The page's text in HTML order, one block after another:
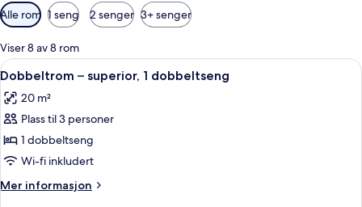
Tilgjengelige
filtre
for
rom
Alle rom 1 seng 2 senger 3+ senger
Viser 8 av 8 rom
Åpne
alle
bildene
av
Dobbeltrom
–
superior,
1
Dobbeltrom – superior, 1
9
Dobbeltrom – superior, 1 dobbeltseng
20 m²
Plass til 3 personer
1 dobbeltseng
Wi-fi inkludert
Mer informasjon
Mer